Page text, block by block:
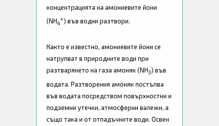
концентрацията на амониевите йони
(NH4
+) във водни разтвори.
Както е известно, амониевите йони се
натрупват в природните води при
разтварянето на газа амоняк (NH3) във
водата. Разтворения амоняк постъпва
във водата посредством повърхностни и
подземни утечки, атмосферни валежи, а
също така и от отпадъчните води. Освен